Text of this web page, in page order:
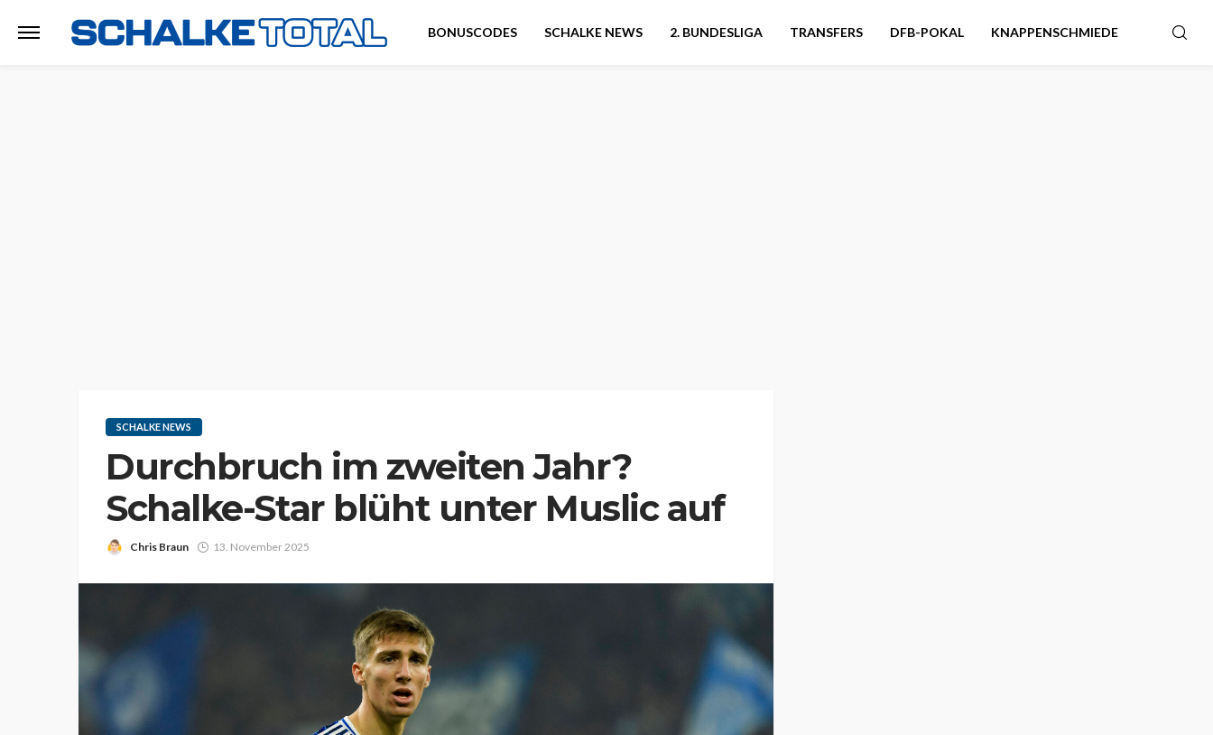
BONUSCODES SCHALKE NEWS 2. BUNDESLIGA TRANSFERS DFB-POKAL KNAPPENSCHMIEDE
SCHALKE NEWS
Durchbruch im zweiten Jahr?
Schalke-Star blüht unter Muslic auf
Chris Braun 13. November 2025